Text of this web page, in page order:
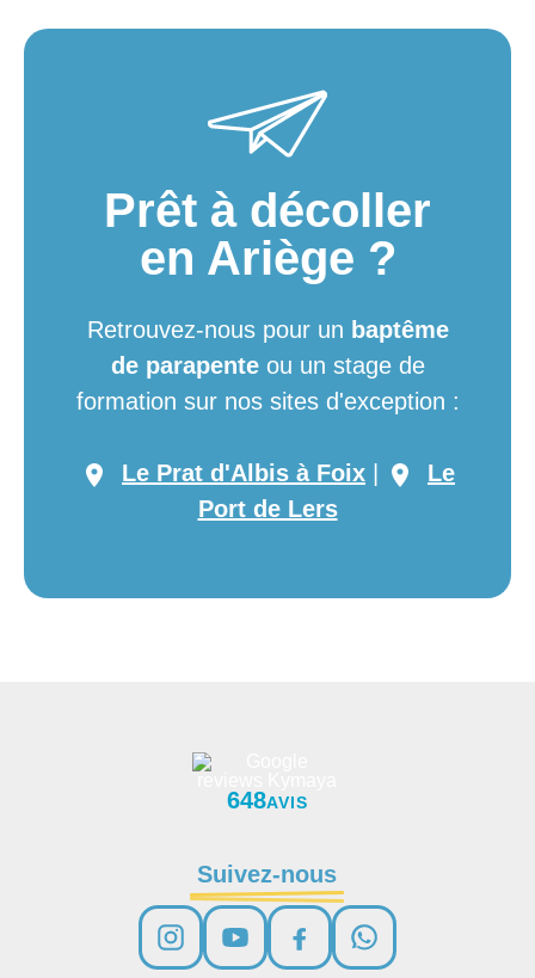
Prêt à décoller
en Ariège ?
Retrouvez-nous pour un baptême
de parapenteou un stage de
formation sur nos sites d'exception :
Le Prat d'Albis à Foix
Le
Port de Lers
648AVIS
Suivez-nous